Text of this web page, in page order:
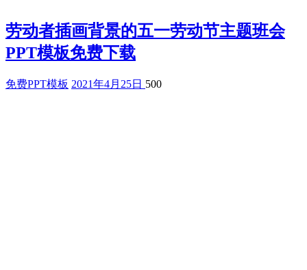
劳动者插画背景的五一劳动节主题班会
PPT模板免费下载
免费PPT模板 2021年4月25日 500